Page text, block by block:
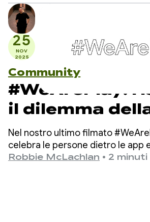
25
NOV
2025
Community
#WeArePlay:
il dilemma
in che modo
KITCHEN aiuta
milioni di cuochi
Nel nostro ultimo filmato
celebra le persone dietro le app
Google Play, incontriamo
Robbie McLachlan • 2